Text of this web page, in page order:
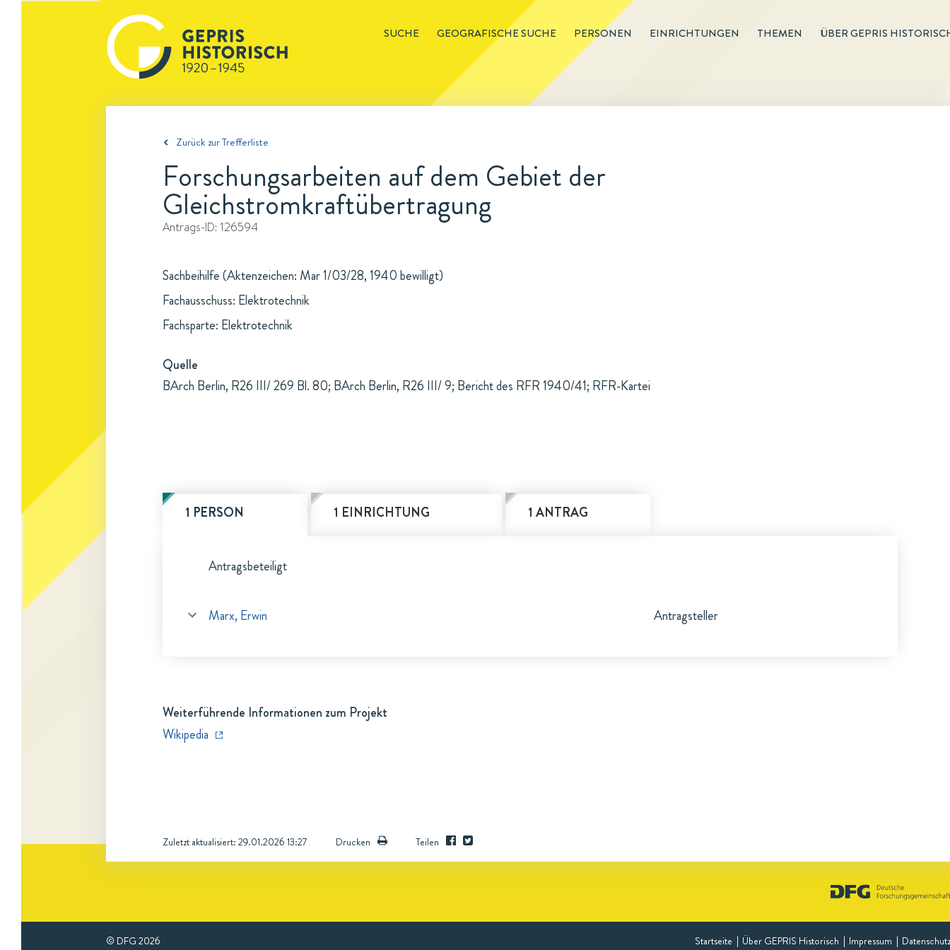
SUCHE GEOGRAFISCHE SUCHE PERSONEN EINRICHTUNGEN THEMEN ÜBER GEPRIS
Zurück zur Trefferliste
Forschungsarbeiten auf dem Gebiet der
Gleichstromkraftübertragung
Antrags-ID: 126594
Sachbeihilfe (Aktenzeichen: Mar 1/03/28, 1940 bewilligt)
Fachausschuss: Elektrotechnik
Fachsparte: Elektrotechnik
Quelle
BArch Berlin, R26 III/ 269 Bl. 80; BArch Berlin, R26 III/ 9; Bericht des RFR 1940/41; RFR-Kartei
1 PERSON 1 EINRICHTUNG 1 ANTRAG
Antragsbeteiligt
Marx, Erwin Antragsteller
Weiterführende Informationen zum Projekt
Wikipedia
Zuletzt aktualisiert: 29.01.2026 13:27 Drucken Teilen
© DFG 2026 Startseite Über GEPRIS Historisch Impressum Datenschutz